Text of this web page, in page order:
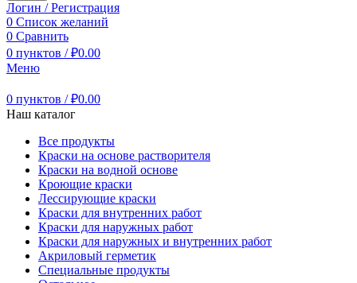
Логин / Регистрация
0 Список желаний
0 Сравнить
0 пунктов / ₽0.00
Меню
0 пунктов / ₽0.00
Наш каталог
Все продукты
Краски на основе растворителя
Краски на водной основе
Кроющие краски
Лессирующие краски
Краски для внутренних работ
Краски для наружных работ
Краски для наружных и внутренних работ
Акриловый герметик
Специальные продукты